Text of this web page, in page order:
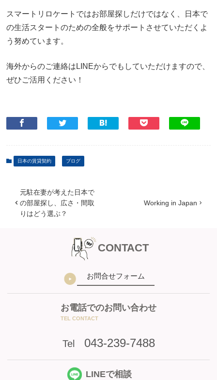
スマートリロケートではお部屋探しだけではなく、日本で
の生活スタートのための全般をサポートさせていただくよ
う努めています。
海外からのご連絡はLINEからでもしていただけますので、
ぜひご活用ください！
日本の賃貸契約 ブログ
元駐在妻が考えた日本で
の部屋探し、広さ・間取
りはどう選ぶ？
Working in Japan
CONTACT
お問合せフォーム
お電話でのお問い合わせ
TEL CONTACT
Tel 043-239-7488
LINEで相談